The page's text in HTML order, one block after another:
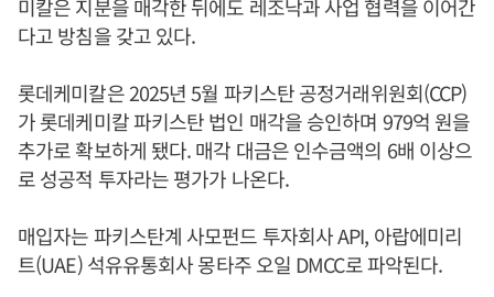
미칼은 지분을 매각한 뒤에도 레조낙과 사업 협력을 이어간
다고 방침을 갖고 있다.
롯데케미칼은 2025년 5월 파키스탄 공정거래위원회(CCP)
가 롯데케미칼 파키스탄 법인 매각을 승인하며 979억 원을
추가로 확보하게 됐다. 매각 대금은 인수금액의 6배 이상으
로 성공적 투자라는 평가가 나온다.
매입자는 파키스탄계 사모펀드 투자회사 API, 아랍에미리
트(UAE) 석유유통회사 몽타주 오일 DMCC로 파악된다.